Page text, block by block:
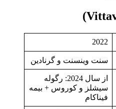
2022
سنت وینسنت و گرنادین
از سال 2024: رگوله
سیشلز و کوروس + بیمه
فیناکام